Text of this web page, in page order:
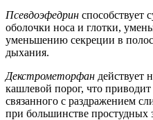
Псевдоэфедрин способствует
оболочки носа и глотки,
уменьшению секреции в
дыхания.
Декстрометорфан действует
кашлевой порог, что
связанного с раздражением
при большинстве простудных